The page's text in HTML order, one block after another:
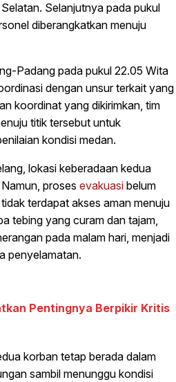
Selanjutnya pada pukul
diberangkatkan menuju
Padang pada pukul 22.05 Wita
dengan unsur terkait yang
koordinat yang dikirimkan, tim
titik tersebut untuk
kondisi medan.
lokasi keberadaan kedua
proses evakuasi belum
terdapat akses aman menuju
tebing yang curam dan tajam,
pada malam hari, menjadi
penyelamatan.
Pentingnya Berpikir Kritis
korban tetap berada dalam
sambil menunggu kondisi